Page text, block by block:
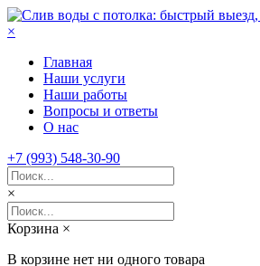
×
Главная
Наши услуги
Наши работы
Вопросы и ответы
О нас
+7 (993) 548-30-90
×
Корзина ×
В корзине нет ни одного товара